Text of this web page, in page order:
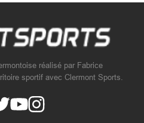
réalisé par Fabrice
sportif avec Clermont Sports.